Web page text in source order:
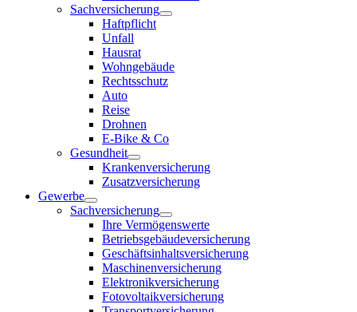
Sachversicherung
Haftpflicht
Unfall
Hausrat
Wohngebäude
Rechtsschutz
Auto
Reise
Drohnen
E-Bike & Co
Gesundheit
Krankenversicherung
Zusatzversicherung
Gewerbe
Sachversicherung
Ihre Vermögenswerte
Betriebsgebäudeversicherung
Geschäftsinhaltsversicherung
Maschinenversicherung
Elektronikversicherung
Fotovoltaikversicherung